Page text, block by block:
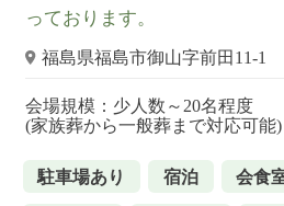
っております。
福島県福島市御山字前田11-1
会場規模：少人数～20名程度
(家族葬から一般葬まで対応可能)
駐車場あり 宿泊 会食